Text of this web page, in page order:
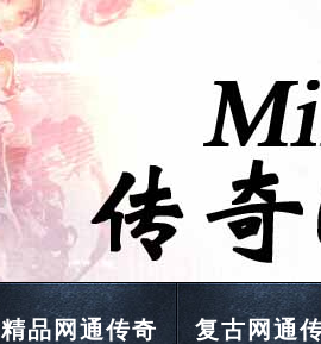
精品网通传奇 复古网通